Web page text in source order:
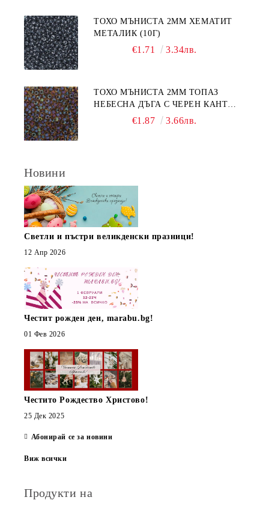
ТОХО МЪНИСТА 2ММ ХЕМАТИТ
МЕТАЛИК (10Г)
€1.71 3.34лв.
ТОХО МЪНИСТА 2ММ ТОПАЗ
НЕБЕСНА ДЪГА С ЧЕРЕН КАНТ
€1.87 3.66лв.
Новини
Светли и пъстри великденски празници!
12 Апр 2026
Честит рожден ден, marabu.bg!
01 Фев 2026
Честито Рождество Христово!
25 Дек 2025
Абонирай се за новини
Виж всички
Продукти на